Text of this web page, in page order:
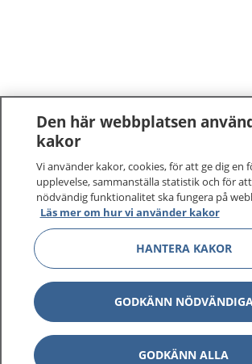
Den här webbplatsen
kakor
Vi använder kakor, cookies, för att ge dig en
upplevelse, sammanställa statistik och för
nödvändig funktionalitet ska fungera på
Läs mer om hur vi använder kakor
HANTERA KAKOR
GODKÄNN
GODKÄNN ALLA